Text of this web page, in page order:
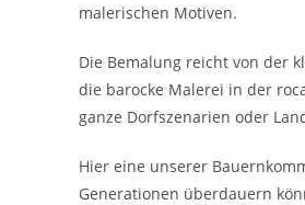
malerischen Motiven.
Die Bemalung reicht von der
die barocke Malerei in der
ganze Dorfszenarien oder
Hier eine unserer
Generationen überdauern